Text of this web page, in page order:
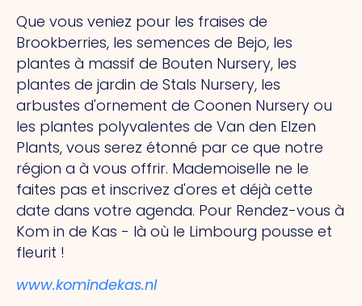
Que vous veniez pour les fraises de
Brookberries, les semences de Bejo, les
plantes à massif de Bouten Nursery, les
plantes de jardin de Stals Nursery, les
arbustes d'ornement de Coonen Nursery ou
les plantes polyvalentes de Van den Elzen
Plants, vous serez étonné par ce que notre
région a à vous offrir. Mademoiselle ne le
faites pas et inscrivez d'ores et déjà cette
date dans votre agenda. Pour Rendez-vous à
Kom in de Kas - là où le Limbourg pousse et
fleurit !
www.komindekas.nl